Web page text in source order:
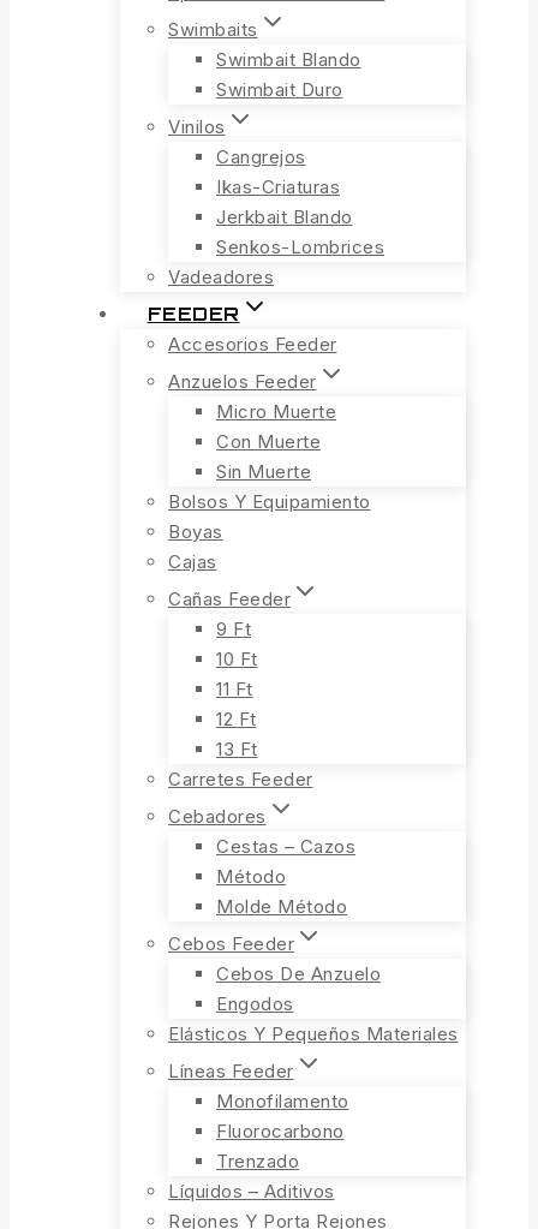
Swimbaits
Swimbait Blando
Swimbait Duro
Vinilos
Cangrejos
Ikas-Criaturas
Jerkbait Blando
Senkos-Lombrices
Vadeadores
FEEDER
Accesorios Feeder
Anzuelos Feeder
Micro Muerte
Con Muerte
Sin Muerte
Bolsos Y Equipamiento
Boyas
Cajas
Cañas Feeder
9 Ft
10 Ft
11 Ft
12 Ft
13 Ft
Carretes Feeder
Cebadores
Cestas – Cazos
Método
Molde Método
Cebos Feeder
Cebos De Anzuelo
Engodos
Elásticos Y Pequeños Materiales
Líneas Feeder
Monofilamento
Fluorocarbono
Trenzado
Líquidos – Aditivos
Rejones Y Porta Rejones